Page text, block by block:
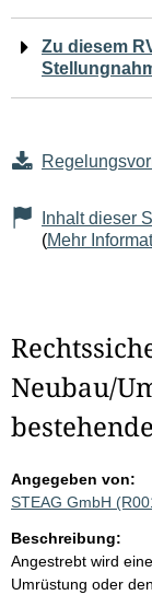
Zu diesem
Inhalt dieser
(Mehr
Neubau/
Angegeben von:
STEAG GmbH
Beschreibung:
Angestrebt wird
Umrüstung oder